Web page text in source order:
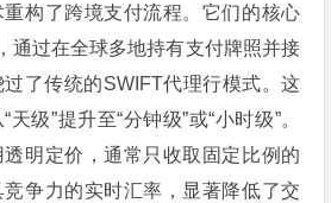
构了跨境支付流程。它们的核心
通过在全球多地持有支付牌照并接
了传统的SWIFT代理行模式。这
级”提升至“分钟级”或“小时级”。
明定价，通常只收取固定比例的
争力的实时汇率，显著降低了交